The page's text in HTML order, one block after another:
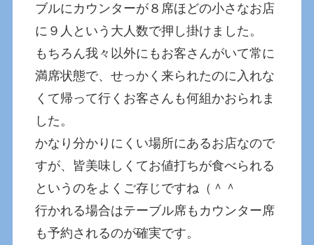
ブルにカウンターが８席ほどの小さなお店
に９人という大人数で押し掛けました。
もちろん我々以外にもお客さんがいて常に
満席状態で、せっかく来られたのに入れな
くて帰って行くお客さんも何組かおられま
した。
かなり分かりにくい場所にあるお店なので
すが、皆美味しくてお値打ちが食べられる
というのをよくご存じですね（＾＾
行かれる場合はテーブル席もカウンター席
も予約されるのが確実です。